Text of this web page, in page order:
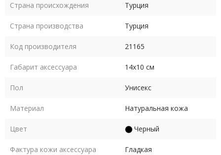
Страна происхождения Турция
Страна производства Турция
Код производителя 21165
Габарит аксессуара 14х10 см
Пол Унисекс
Материал Натуральная кожа
Цвет Черный
Фактура кожи аксессуара Гладкая